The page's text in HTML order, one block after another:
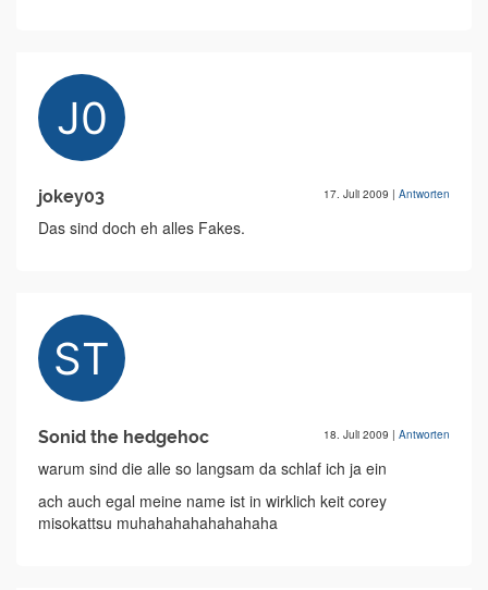
jokey03 17. Juli 2009 | Antworten
Das sind doch eh alles Fakes.
Sonid the hedgehoc 18. Juli 2009 | Antworten
warum sind die alle so langsam da schlaf ich ja ein
ach auch egal meine name ist in wirklich keit corey
misokattsu muhahahahahahahaha